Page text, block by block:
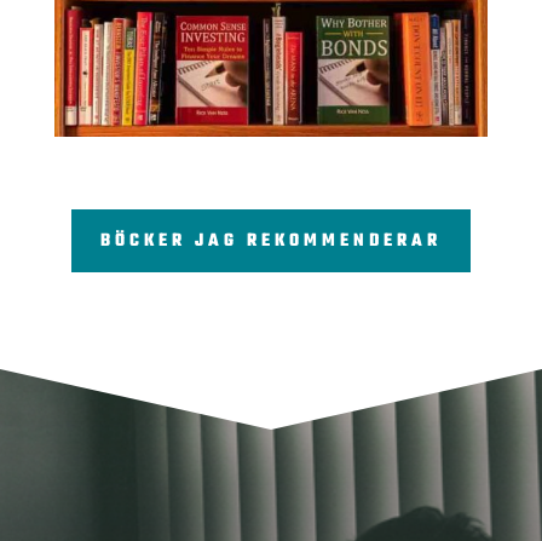
BÖCKER JAG REKOMMENDERAR